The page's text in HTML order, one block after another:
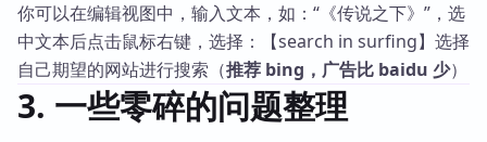
你可以在编辑视图中，输入文本，如：“《传说之下》”，选
中文本后点击鼠标右键，选择：【search in surfing】选择
自己期望的网站进行搜索（推荐 bing，广告比 baidu 少）
3. 一些零碎的问题整理